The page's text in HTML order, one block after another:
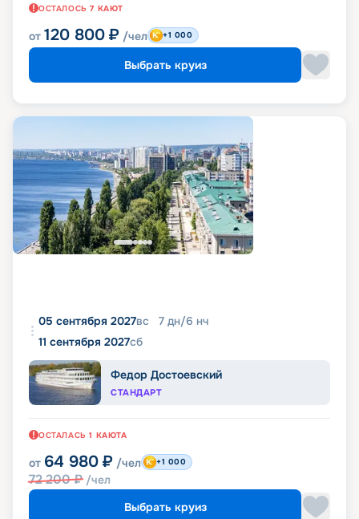
ОСТАЛОСЬ 7 КАЮТ
от 120 800 ₽ /чел +1 000
Выбрать круиз
05 сентября 2027вс 7 дн/6 нч
11 сентября 2027сб
Федор Достоевский
СТАНДАРТ
ОСТАЛАСЬ 1 КАЮТА
от 64 980 ₽ /чел
72 200₽ /чел
+1 000
Выбрать круиз